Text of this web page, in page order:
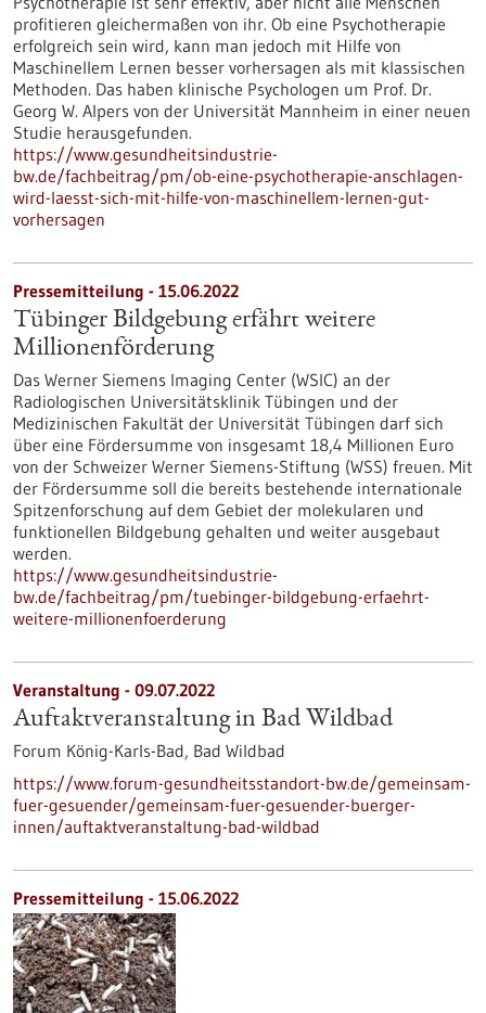
profitieren gleichermaßen von ihr. Ob eine Psychotherapie
erfolgreich sein wird, kann man jedoch mit Hilfe von
Maschinellem Lernen besser vorhersagen als mit klassischen
Methoden. Das haben klinische Psychologen um Prof. Dr.
Georg W. Alpers von der Universität Mannheim in einer neuen
Studie herausgefunden.
https://www.gesundheitsindustrie-
bw.de/fachbeitrag/pm/ob-eine-psychotherapie-anschlagen-
wird-laesst-sich-mit-hilfe-von-maschinellem-lernen-gut-
vorhersagen
Pressemitteilung - 15.06.2022
Tübinger Bildgebung erfährt weitere
Millionenförderung
Das Werner Siemens Imaging Center (WSIC) an der
Radiologischen Universitätsklinik Tübingen und der
Medizinischen Fakultät der Universität Tübingen darf sich
über eine Fördersumme von insgesamt 18,4 Millionen Euro
von der Schweizer Werner Siemens-Stiftung (WSS) freuen. Mit
der Fördersumme soll die bereits bestehende internationale
Spitzenforschung auf dem Gebiet der molekularen und
funktionellen Bildgebung gehalten und weiter ausgebaut
werden.
https://www.gesundheitsindustrie-
bw.de/fachbeitrag/pm/tuebinger-bildgebung-erfaehrt-
weitere-millionenfoerderung
Veranstaltung - 09.07.2022
Auftaktveranstaltung in Bad Wildbad
Forum König-Karls-Bad, Bad Wildbad
https://www.forum-gesundheitsstandort-bw.de/gemeinsam-
fuer-gesuender/gemeinsam-fuer-gesuender-buerger-
innen/auftaktveranstaltung-bad-wildbad
Pressemitteilung - 15.06.2022